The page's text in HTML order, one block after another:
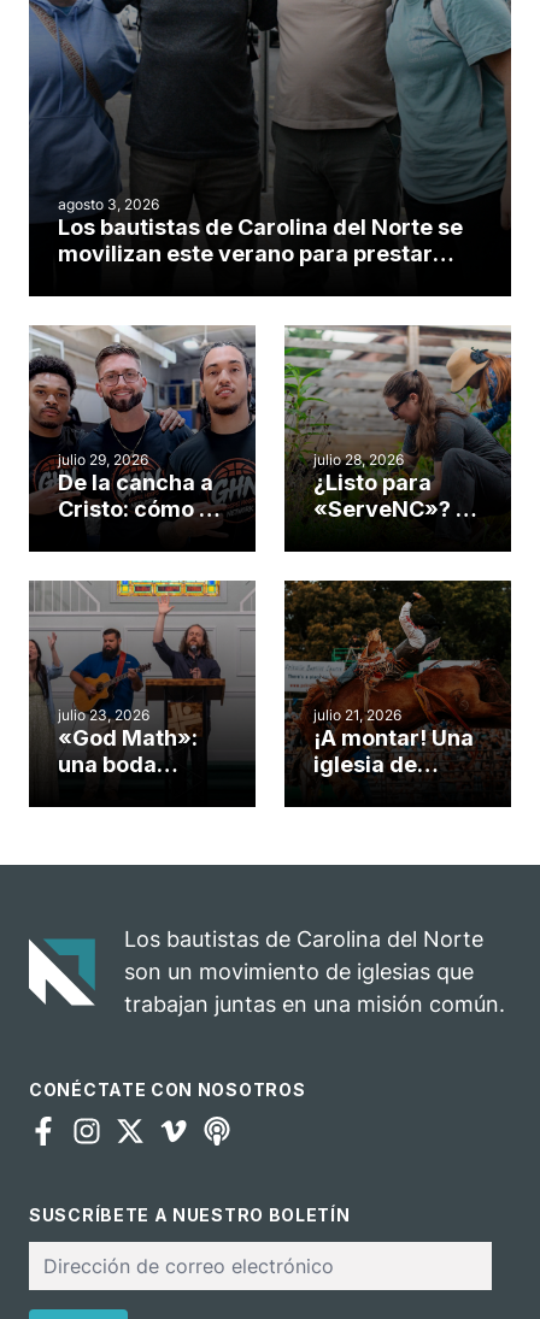
agosto 3, 2026
Los bautistas de Carolina del Norte se
movilizan este verano para prestar
julio 29, 2026
De la cancha a
Cristo: cómo el
gimnasio de
Cary se
convirtió en un
insólito campo
misionero te
cuento
julio 28, 2026
¿Listo para
«ServeNC»? 4
obra de Dios
durante la
Semana
ServeNC
julio 23, 2026
«God Math»:
una boda
celebra el
julio 21, 2026
¡A montar! Una
iglesia de
rodeo anual en
oportunidad
para el
ministerio
Los bautistas de Carolina del Norte
son un movimiento de iglesias que
trabajan juntas en una misión común.
CONÉCTATE CON NOSOTROS
SUSCRÍBETE A NUESTRO BOLETÍN
electrónico